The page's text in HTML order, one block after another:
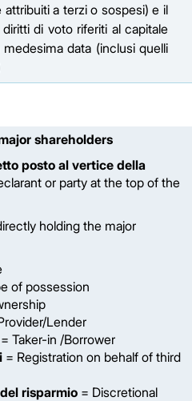
a terzi o sospesi) e il
di voto riferiti al capitale
data (inclusi quelli
shareholders
posto al vertice della
or party at the top of the
holding the major
of possession
Lender
= Taker-in /Borrower
= Registration on behalf of third
risparmio = Discretional